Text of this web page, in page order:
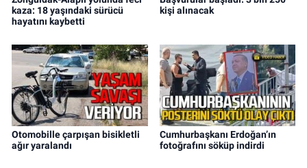
kaza: 18 yaşındaki sürücü
hayatını kaybetti
kişi alınacak
Otomobille çarpışan bisikletli
ağır yaralandı
Cumhurbaşkanı Erdoğan’ın
fotoğrafını söküp indirdi